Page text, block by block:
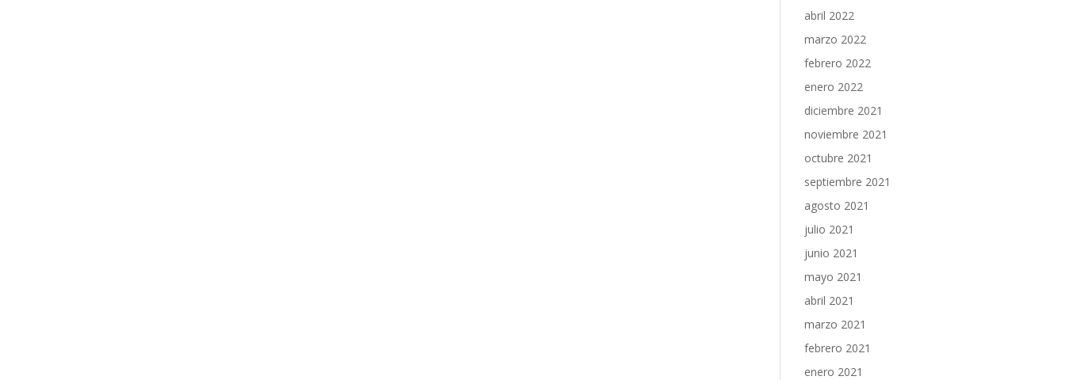
abril 2022
marzo 2022
febrero 2022
enero 2022
diciembre 2021
noviembre 2021
octubre 2021
septiembre 2021
agosto 2021
julio 2021
junio 2021
mayo 2021
abril 2021
marzo 2021
febrero 2021
enero 2021